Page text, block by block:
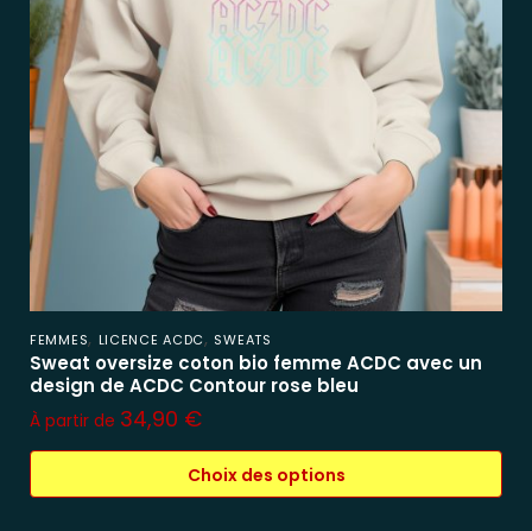
FEMMES, LICENCE ACDC, SWEATS
Sweat oversize coton bio femme ACDC avec un
design de ACDC Contour rose bleu
À partir de 34,90 €
Choix des options